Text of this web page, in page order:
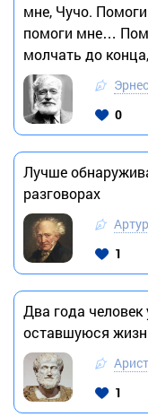
мне, Чучо.
помоги мне…
молчать до
0
Лучше
разговорах
1
Два года
оставшуюся
1